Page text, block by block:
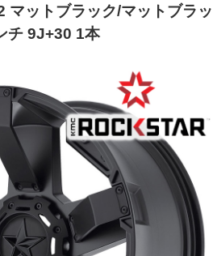
マットブラック/マットブラッ
チ 9J+30 1本